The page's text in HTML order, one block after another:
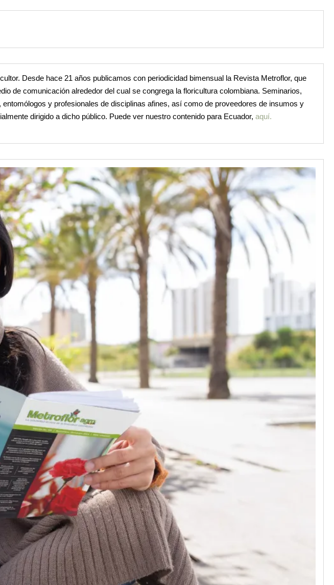
Desde hace 21 años publicamos con periodicidad bimensual la Revista Metroflor, que
de comunicación alrededor del cual se congrega la floricultura colombiana. Seminarios,
y profesionales de disciplinas afines, así como de proveedores de insumos y
dirigido a dicho público. Puede ver nuestro contenido para Ecuador, aquí.